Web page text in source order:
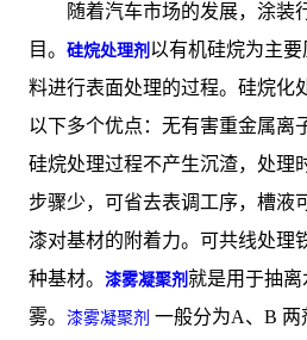
随着汽车市场的发展，涂装
目。 硅烷处理剂 以有机硅烷为主
料进行表面处理的过程。硅烷化
以下多个优点：无有害重金属离
硅烷处理过程不产生沉渣，处理
步骤少，可省去表调工序，槽液
漆对基材的附着力。可共线处理
种基材。 漆雾凝聚剂 就是用于抽
雾。 漆雾凝聚剂 一般分为A、B 两